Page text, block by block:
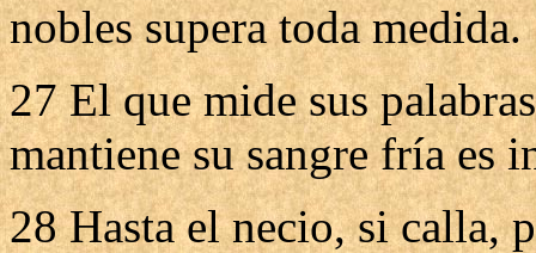
nobles supera toda medida.
27 El que mide sus
mantiene su sangre fría es
28 Hasta el necio, si calla,